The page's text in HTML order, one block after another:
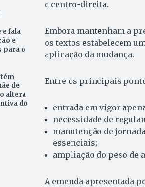
e fala
e
para o
de
altera
do
e centro-direita.
Embora mantenham a
os textos estabelecem
aplicação da mudança.
Entre os principais
entrada em vigor
necessidade de
manutenção de
essenciais;
ampliação do peso de
A emenda apresentada